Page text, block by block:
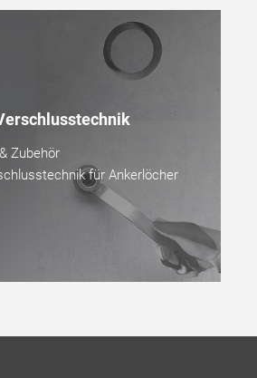
Zubehör
für Ankerlöcher